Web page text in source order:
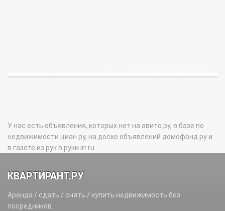
У нас есть объявления, которых нет на авито.ру, в базе по
недвижимости циан.ру, на доске объявлений домофонд.ру и
в газете из рук в руки irr.ru
КВАРТИРАНТ.РУ
Аренда / сдать / снять / купить недвижимость без
посредников.